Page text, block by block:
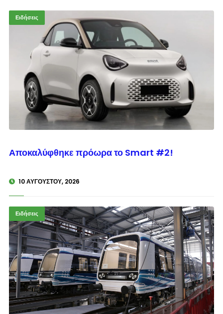
Ειδήσεις
Αποκαλύφθηκε πρόωρα το Smart #2!
10 ΑΥΓΟΎΣΤΟΥ, 2026
Ειδήσεις